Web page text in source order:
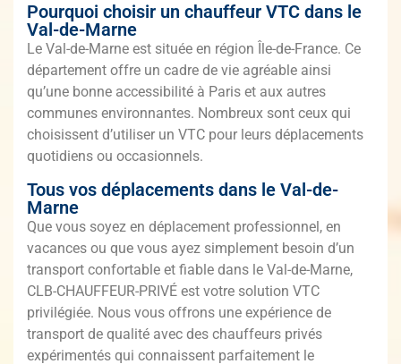
Pourquoi choisir un chauffeur VTC dans le
Val-de-Marne
Le Val-de-Marne est située en région Île-de-France. Ce
département offre un cadre de vie agréable ainsi
qu’une bonne accessibilité à Paris et aux autres
communes environnantes. Nombreux sont ceux qui
choisissent d’utiliser un VTC pour leurs déplacements
quotidiens ou occasionnels.
Tous vos déplacements dans le Val-de-
Marne
Que vous soyez en déplacement professionnel, en
vacances ou que vous ayez simplement besoin d’un
transport confortable et fiable dans le Val-de-Marne,
CLB-CHAUFFEUR-PRIVÉ est votre solution VTC
privilégiée. Nous vous offrons une expérience de
transport de qualité avec des chauffeurs privés
expérimentés qui connaissent parfaitement le